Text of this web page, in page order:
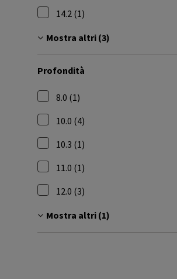
14.2 (1)
Mostra altri (3)
Profondità
8.0 (1)
10.0 (4)
10.3 (1)
11.0 (1)
12.0 (3)
Mostra altri (1)